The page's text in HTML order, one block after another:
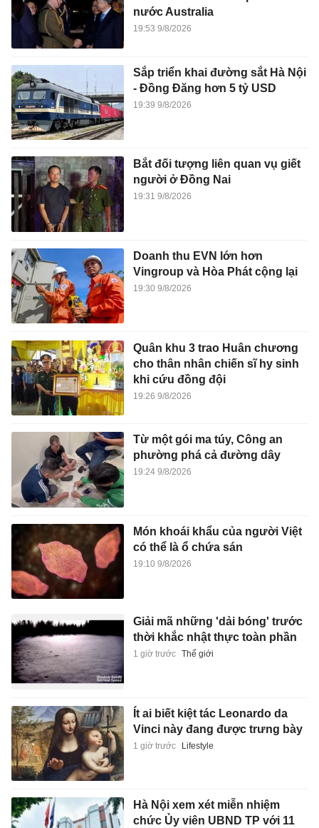
nước Australia
19:53 9/8/2026
Sắp triển khai đường sắt Hà Nội
- Đồng Đăng hơn 5 tỷ USD
19:39 9/8/2026
Bắt đối tượng liên quan vụ giết
người ở Đồng Nai
19:31 9/8/2026
Doanh thu EVN lớn hơn
Vingroup và Hòa Phát cộng lại
19:30 9/8/2026
Quân khu 3 trao Huân chương
cho thân nhân chiến sĩ hy sinh
khi cứu đồng đội
19:26 9/8/2026
Từ một gói ma túy, Công an
phường phá cả đường dây
19:24 9/8/2026
Món khoái khẩu của người Việt
có thể là ổ chứa sán
19:10 9/8/2026
Giải mã những 'dải bóng' trước
thời khắc nhật thực toàn phần
1 giờ trước Thế giới
Ít ai biết kiệt tác Leonardo da
Vinci này đang được trưng bày
1 giờ trước Lifestyle
Hà Nội xem xét miễn nhiệm
chức Ủy viên UBND TP với 11